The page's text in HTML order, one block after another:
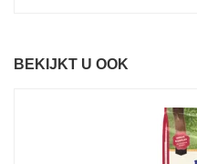
BEKIJKT U OOK